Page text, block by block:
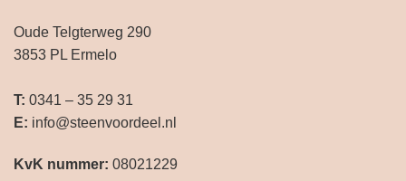
Oude Telgterweg 290
3853 PL Ermelo
T: 0341 – 35 29 31
E: info@steenvoordeel.nl
KvK nummer: 08021229